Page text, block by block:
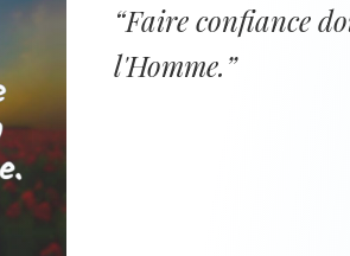
“Faire confiance
l'Homme.”